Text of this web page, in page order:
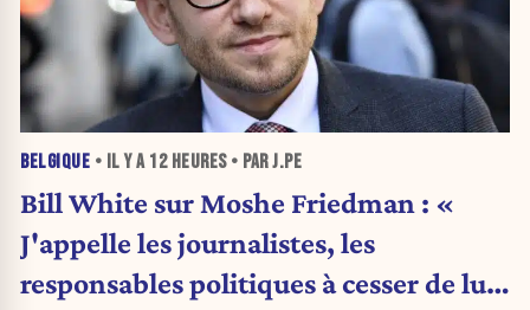
BELGIQUE • IL Y A 12 HEURES• PAR J.PE
Bill White sur Moshe Friedman : «
J'appelle les journalistes, les
responsables politiques à cesser de lui